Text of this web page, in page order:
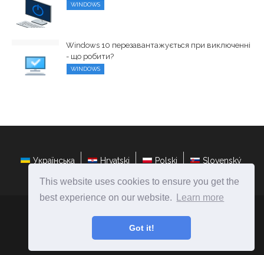
This website uses cookies to ensure you get the
best experience on our website.
Learn more
Got it!
WINDOWS
Windows 10 перезавантажується при виключенні
- що робити?
WINDOWS
Українська Hrvatski Polski Slovenský
ateasyday.com Ⓒ2026
Ремонт і настройка комп'ютерів своїми руками!